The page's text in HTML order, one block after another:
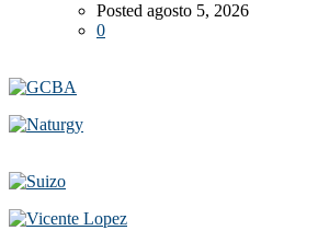
Posted agosto 5, 2026
0